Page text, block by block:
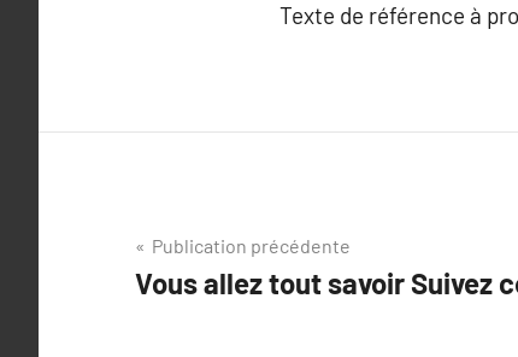
Texte de référence à
Navigation
de
Publication précédente
Vous allez tout savoir Suivez